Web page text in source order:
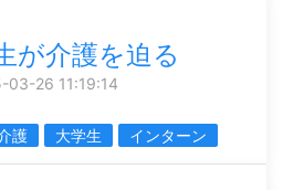
が介護を迫る
03-26 11:19:14
護 大学生 インターン